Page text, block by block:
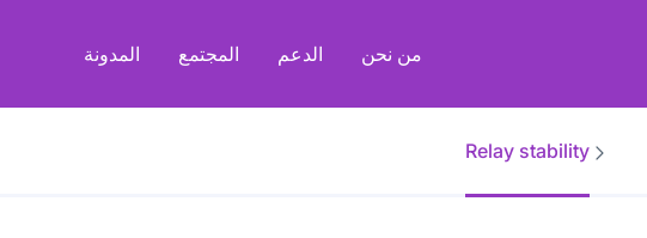
من نحن الدعم المجتمع المدونة
Relay stability